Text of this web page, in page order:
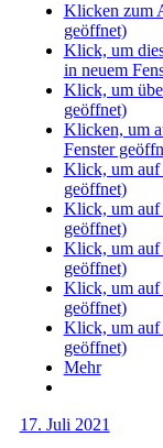
Klicken zum
geöffnet)
Klick, um
in neuem
Klick, um
geöffnet)
Klicken, um
Fenster
Klick, um auf
geöffnet)
Klick, um auf
geöffnet)
Klick, um auf
geöffnet)
Klick, um auf
geöffnet)
Klick, um auf
geöffnet)
Mehr
17. Juli 2021